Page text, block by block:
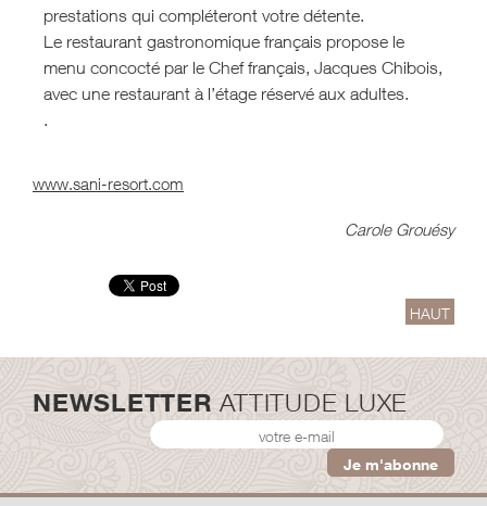
prestations qui compléteront votre détente.
Le restaurant gastronomique français propose le
menu concocté par le Chef français, Jacques Chibois,
avec une restaurant à l’étage réservé aux adultes.
.
www.sani-resort.com
Carole Grouésy
HAUT
NEWSLETTER ATTITUDE LUXE